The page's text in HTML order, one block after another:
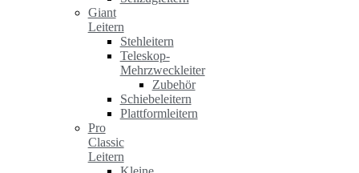
Giant
Leitern
Stehleitern
Teleskop-
Mehrzweckleiter
Zubehör
Schiebeleitern
Plattformleitern
Pro
Classic
Leitern